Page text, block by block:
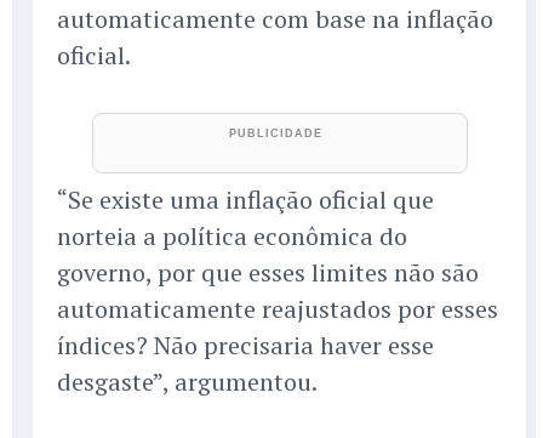
automaticamente com base na inflação
oficial.
“Se existe uma inflação oficial que
norteia a política econômica do
governo, por que esses limites não são
automaticamente reajustados por esses
índices? Não precisaria haver esse
desgaste”, argumentou.